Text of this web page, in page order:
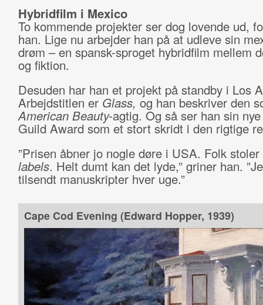
Hybridfilm i Mexico
To kommende projekter ser dog lovende ud,
han. Lige nu arbejder han på at udleve sin
drøm – en spansk-sproget hybridfilm mellem
og fiktion.
Desuden har han et projekt på standby i Los
Arbejdstitlen er Glass, og han beskriver den
American Beauty-agtig. Og så ser han sin nye
Guild Award som et stort skridt i den rigtige
”Prisen åbner jo nogle døre i USA. Folk
labels. Helt dumt kan det lyde,” griner han.
tilsendt manuskripter hver uge.”
Cape Cod Evening (Edward Hopper, 1939)